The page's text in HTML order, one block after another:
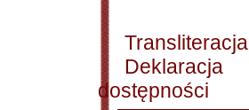
Transliteracja
Deklaracja
dostępności